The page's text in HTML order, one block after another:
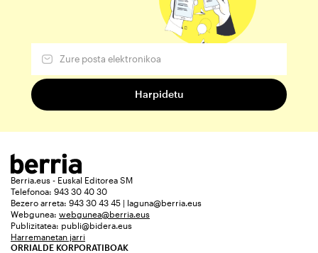
Berria.eus - Euskal Editorea SM
Telefonoa: 943 30 40 30
Bezero arreta: 943 30 43 45 | laguna@berria.eus
Webgunea: webgunea@berria.eus
Publizitatea: publi@bidera.eus
Harremanetan jarri
ORRIALDE KORPORATIBOAK